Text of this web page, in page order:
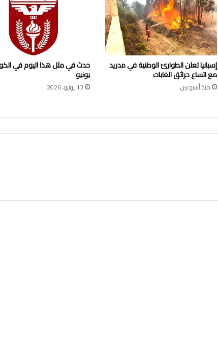
إسبانيا تعلن الطوارئ الوطنية في مدريد
مع اتساع حرائق الغابات
منذ أسبوعين
يونيو
13 يونيو، 2026